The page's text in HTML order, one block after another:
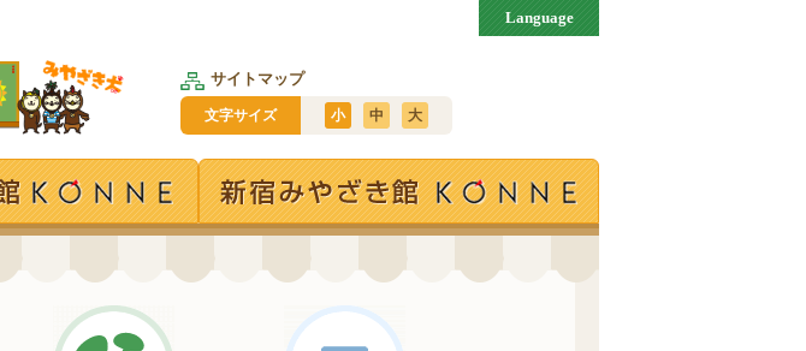
サイトマップ
文字サイズ 小 中 大
Language